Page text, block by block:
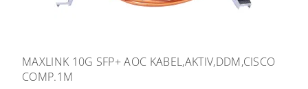
MAXLINK 10G SFP+ AOC KABEL,AKTIV,DDM,CISCO
COMP.1M